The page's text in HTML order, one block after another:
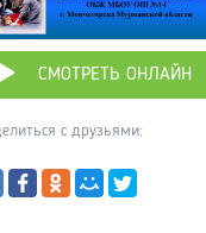
СМОТРЕТЬ ОНЛАЙН
с друзьями: